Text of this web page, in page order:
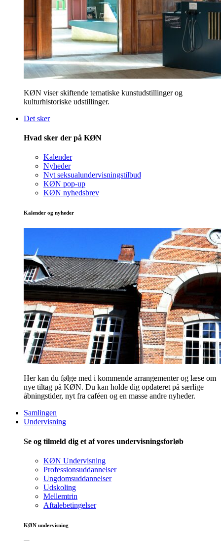
KØN viser skiftende tematiske kunstudstillinger og
kulturhistoriske udstillinger.
Det sker
Hvad sker der på KØN
Kalender
Nyheder
Nyt seksualundervisningstilbud
KØN pop-up
KØN nyhedsbrev
Kalender og nyheder
Her kan du følge med i kommende arrangementer og læse om
nye tiltag på KØN. Du kan holde dig opdateret på særlige
åbningstider, nyt fra caféen og en masse andre nyheder.
Samlingen
Undervisning
Se og tilmeld dig et af vores undervisningsforløb
KØN Undervisning
Professionsuddannelser
Ungdomsuddannelser
Udskoling
Mellemtrin
Aftalebetingelser
KØN undervisning